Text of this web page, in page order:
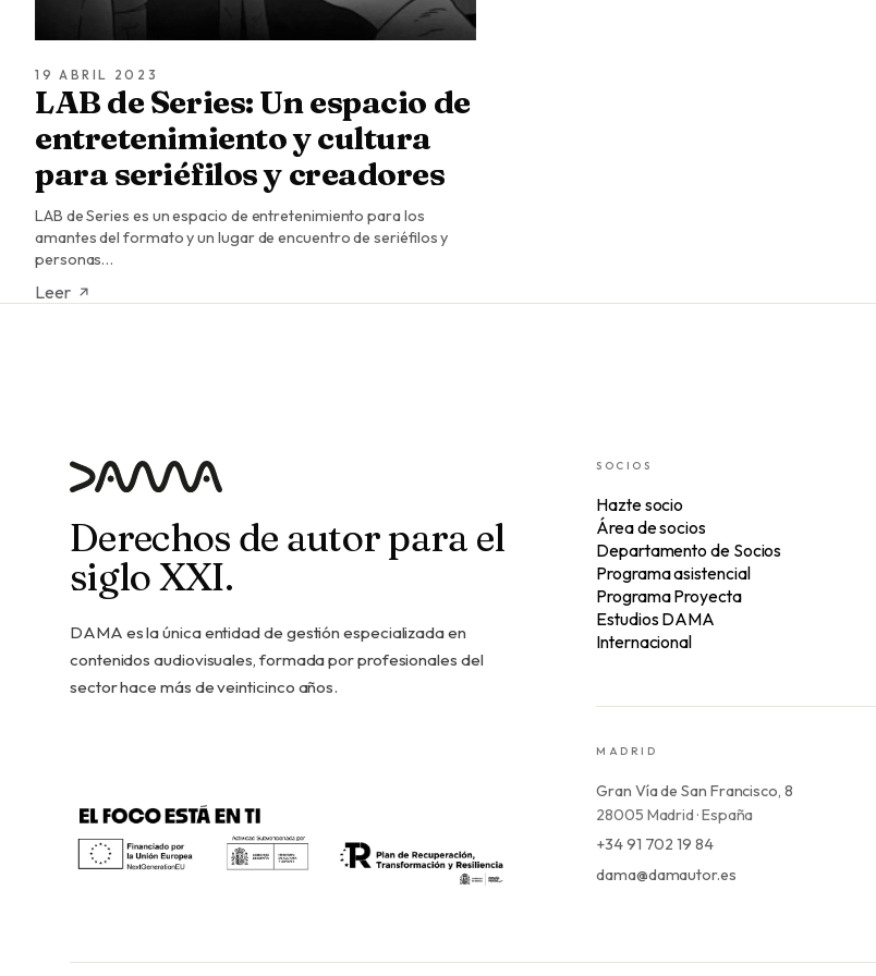
19 ABRIL 2023
LAB de Series: Un espacio de
entretenimiento y cultura
para seriéfilos y creadores
LAB de Series es un espacio de entretenimiento para los
amantes del formato y un lugar de encuentro de seriéfilos y
personas…
Leer
Derechos de autor para el
siglo XXI.
DAMA es la única entidad de gestión especializada en
contenidos audiovisuales, formada por profesionales del
sector hace más de veinticinco años.
SOCIOS
Hazte socio
Área de socios
Departamento de Socios
Programa asistencial
Programa Proyecta
Estudios DAMA
Internacional
MADRID
Gran Vía de San Francisco, 8
28005 Madrid · España
+34 91 702 19 84
dama@damautor.es